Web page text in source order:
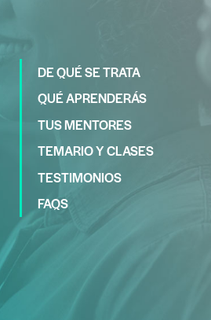
DE QUÉ SE TRATA
QUÉ APRENDERÁS
TUS MENTORES
TEMARIO Y CLASES
TESTIMONIOS
FAQS